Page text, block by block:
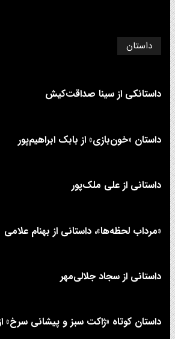
داستان
داستانکی از سینا صداقت‌کیش
داستان «خون‌بازی» از بابک ابراهیم‌پور
داستانی از علی‌ ملک‌پور
«مرداب لحظه‌ها»، داستانی از بهنام علامی
داستانی از سجاد جلالی‌مهر
داستان کوتاه «ژاکت سبز و پیشانی